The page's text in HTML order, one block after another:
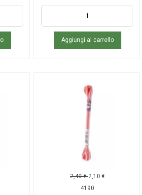
Aggiungi al carrello
2,40€ 2,10 €
4190